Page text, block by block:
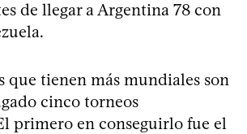
de llegar a Argentina 78 con
que tienen más mundiales son
cinco torneos
primero en conseguirlo fue el